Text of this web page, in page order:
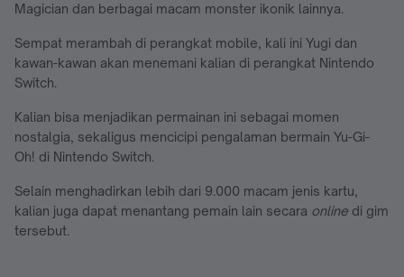
Magician dan berbagai macam monster ikonik lainnya.
Sempat merambah di perangkat mobile, kali ini Yugi dan
kawan-kawan akan menemani kalian di perangkat Nintendo
Switch.
Kalian bisa menjadikan permainan ini sebagai momen
nostalgia, sekaligus mencicipi pengalaman bermain Yu-Gi-
Oh! di Nintendo Switch.
Selain menghadirkan lebih dari 9.000 macam jenis kartu,
kalian juga dapat menantang pemain lain secara online di gim
tersebut.